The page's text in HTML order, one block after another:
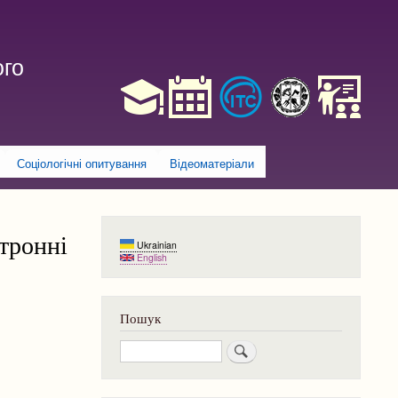
Соціологічні опитування Відеоматеріали
Ukrainian
English
Пошук
Пошук